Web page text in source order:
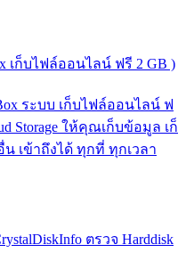
เก็บไฟล์ออนไลน์ ฟรี 2 GB )
ระบบ เก็บไฟล์ออนไลน์ ฟ
Storage ให้คุณเก็บข้อมูล เก็
เข้าถึงได้ ทุกที่ ทุกเวลา
ตรวจ Harddisk